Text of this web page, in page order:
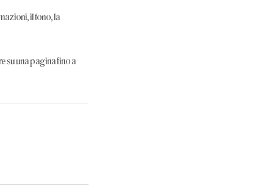
il tono, la
su una pagina fino a